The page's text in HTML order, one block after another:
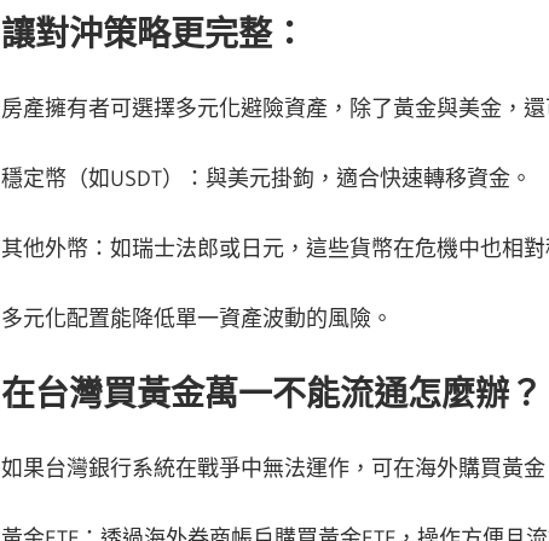
讓對沖策略更完整：
房產擁有者可選擇多元化避險資產，除了黃金與美金，還
穩定幣（如USDT）：與美元掛鉤，適合快速轉移資金。
其他外幣：如瑞士法郎或日元，這些貨幣在危機中也相對
多元化配置能降低單一資產波動的風險。
在台灣買黃金萬一不能流通怎麼辦？
如果台灣銀行系統在戰爭中無法運作，可在海外購買黃金